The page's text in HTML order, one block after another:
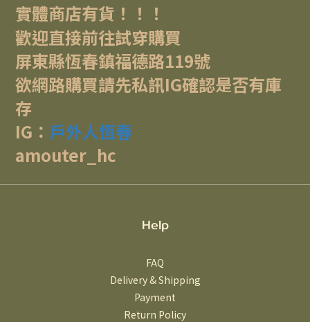
實體商店有貨！！！
歡迎直接前往試穿購買
屏東縣恆春鎮福德路119號
欲網路購買請先私訊IG確認是否有庫
存
IG： 戶外人恆春
amouter_hc
Help
FAQ
Delivery & Shipping
Payment
Return Policy